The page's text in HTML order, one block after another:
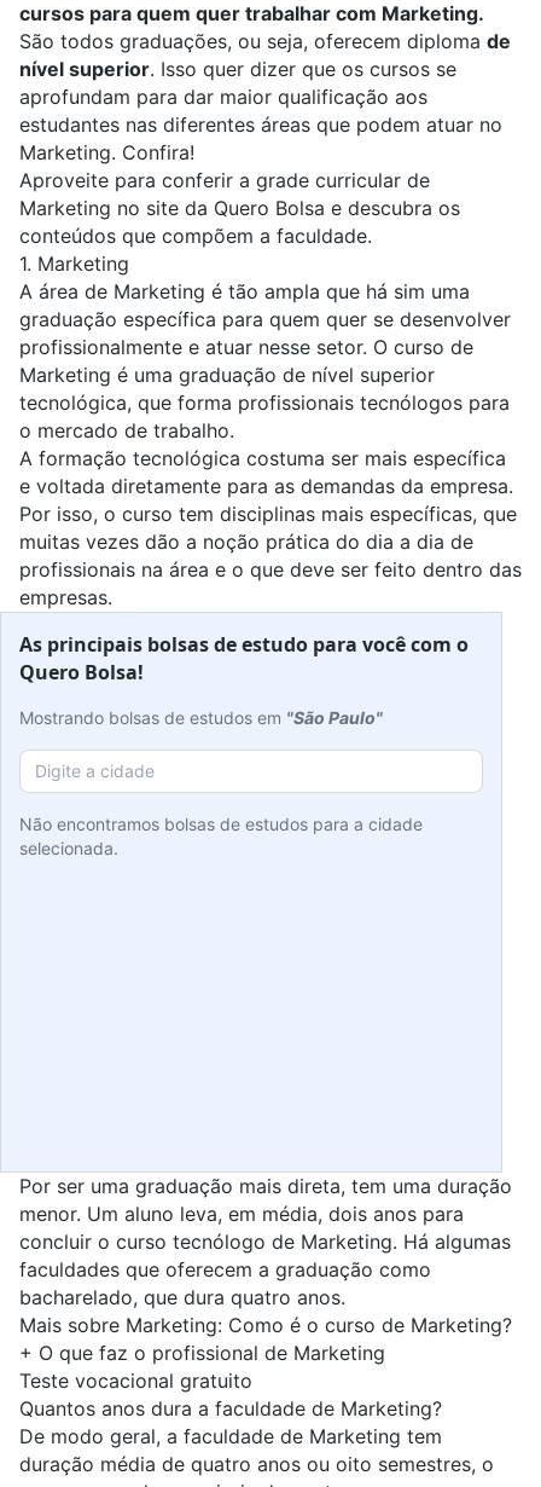
cursos para quem quer trabalhar com Marketing.
São todos graduações, ou seja, oferecem diploma de
nível superior. Isso quer dizer que os cursos se
aprofundam para dar maior qualificação aos
estudantes nas diferentes áreas que podem atuar no
Marketing. Confira!
Aproveite para conferir a grade curricular de
Marketing no site da Quero Bolsa e descubra os
conteúdos que compõem a faculdade.
1. Marketing
A área de Marketing é tão ampla que há sim uma
graduação específica para quem quer se desenvolver
profissionalmente e atuar nesse setor. O curso de
Marketing é uma graduação de nível superior
tecnológica, que forma profissionais tecnólogos para
o mercado de trabalho.
A formação tecnológica costuma ser mais específica
e voltada diretamente para as demandas da empresa.
Por isso, o curso tem disciplinas mais específicas, que
muitas vezes dão a noção prática do dia a dia de
profissionais na área e o que deve ser feito dentro das
empresas.
As principais bolsas de estudo para você com o
Quero Bolsa!
Mostrando bolsas de estudos em "São Paulo"
Não encontramos bolsas de estudos para a cidade
selecionada.
Por ser uma graduação mais direta, tem uma duração
menor. Um aluno leva, em média, dois anos para
concluir o curso tecnólogo de Marketing. Há algumas
faculdades que oferecem a graduação como
bacharelado, que dura quatro anos.
Mais sobre Marketing: Como é o curso de Marketing?
+ O que faz o profissional de Marketing
Teste vocacional gratuito
Quantos anos dura a faculdade de Marketing?
De modo geral, a faculdade de Marketing tem
duração média de quatro anos ou oito semestres, o